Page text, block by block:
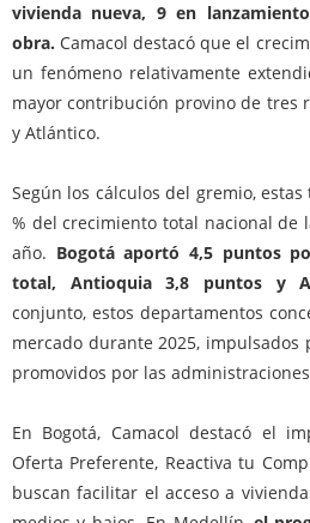
vivienda nueva, 9 en
obra. Camacol destacó que el
un fenómeno relativamente
mayor contribución provino de tres
y Atlántico.
Según los cálculos del gremio,
% del crecimiento total nacional de
año. Bogotá aportó 4,5 puntos
total, Antioquia 3,8 puntos y
conjunto, estos departamentos
mercado durante 2025, impulsados
promovidos por las
En Bogotá, Camacol destacó el
Oferta Preferente, Reactiva tu
buscan facilitar el acceso a